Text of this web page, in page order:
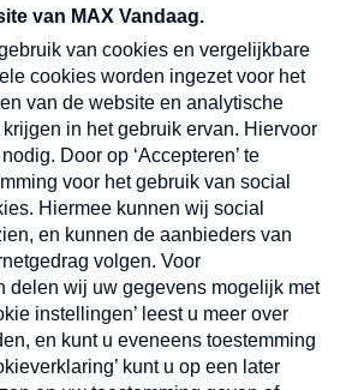
en dinsdagochtend in
Verzend
abonnement op onze